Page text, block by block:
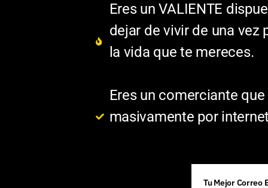
Eres un VALIENTE
dejar de vivir de una vez
la vida que te mereces.
Eres un comerciante
masivamente por
Tu Mejor Correo